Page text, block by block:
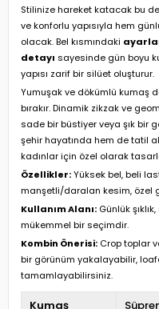
Stilinize hareket katacak bu
ve konforlu yapısıyla hem
olacak. Bel kısmındaki
detayı sayesinde gün boyu
yapısı zarif bir silüet oluşturur.
Yumuşak ve dökümlü kumaş
bırakır. Dinamik zikzak ve
sade bir büstiyer veya şık bir
şehir hayatında hem de tatil
kadınlar için özel olarak
Özellikler:Yüksek bel, beli
manşetli/daralan kesim, özel
Kullanım Alanı: Günlük
mükemmel bir seçimdir.
Kombin Önerisi: Crop toplar
bir görünüm yakalayabilir,
tamamlayabilirsiniz.
Kumaş